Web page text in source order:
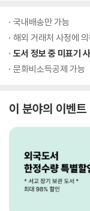
국내배송만 가능
해외 거래처 사정에
도서 정보 중 미표기
문화비소득공제 가능
이 분야의 이벤트